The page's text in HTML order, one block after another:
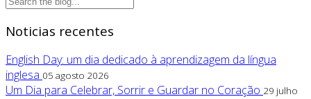
Noticias recentes
English Day: um dia dedicado à aprendizagem da língua
inglesa 05 agosto 2026
Um Dia para Celebrar, Sorrir e Guardar no Coração 29 julho